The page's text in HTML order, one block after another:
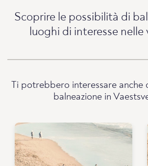
Scoprire le possibilità di
luoghi di interesse nelle
Ti potrebbero interessare anche
balneazione in